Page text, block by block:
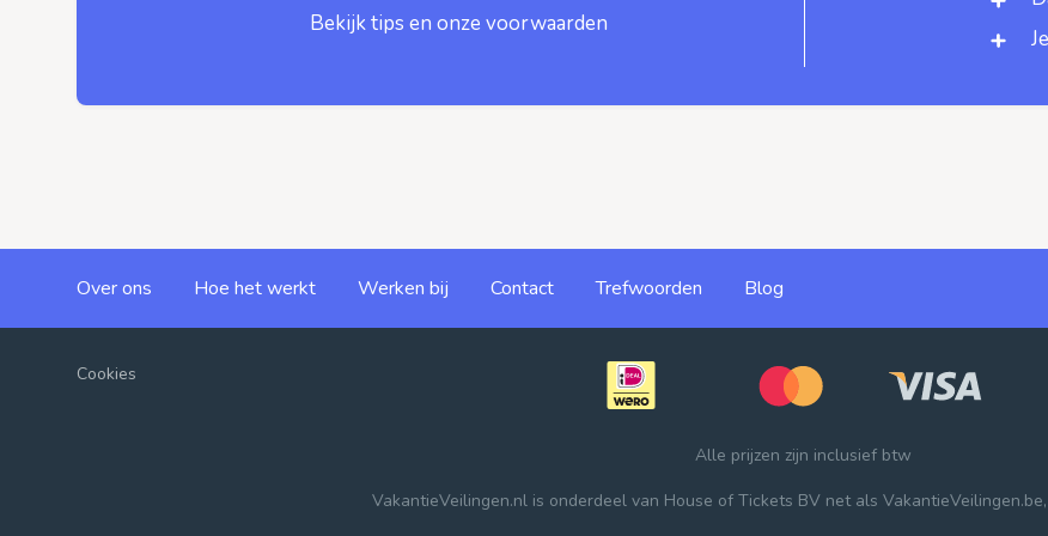
Bekijk tips en onze voorwaarden
Over ons Hoe het werkt Werken bij Contact Trefwoorden Blog
Cookies
Alle prijzen zijn inclusief btw
VakantieVeilingen.nl is onderdeel van House of Tickets BVnet als VakantieVeilingen.be,